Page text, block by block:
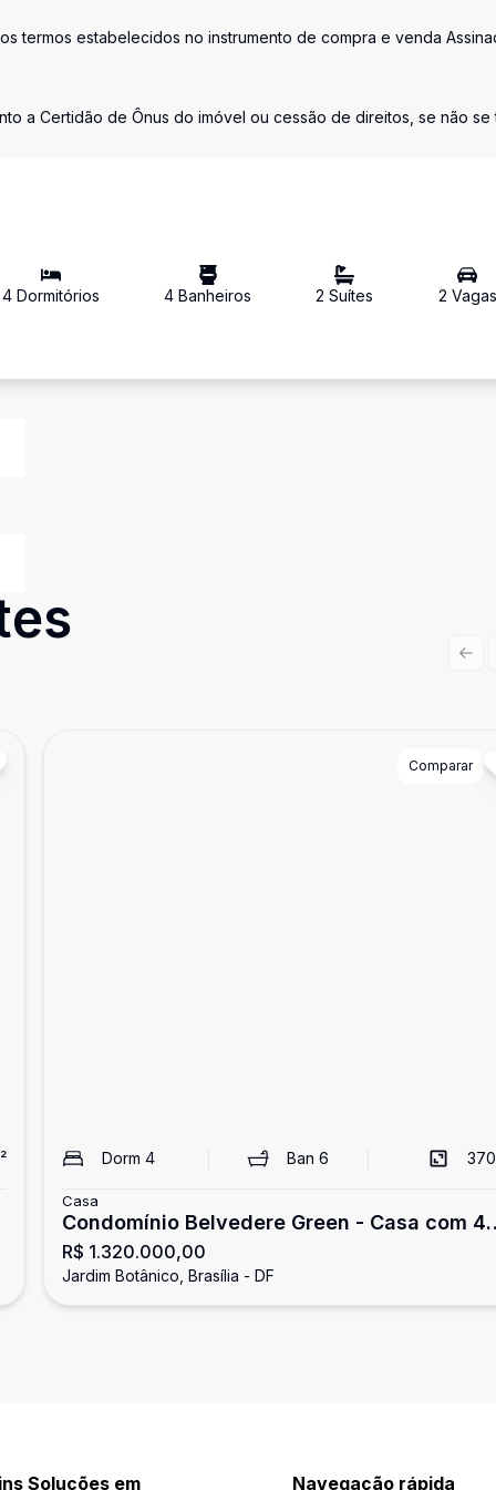
termos estabelecidos no instrumento de compra e venda
a Certidão de Ônus do imóvel ou cessão de direitos, se não se
4 Dormitórios 4 Banheiros 2 Suítes 2 Vagas
Comparar
Dorm 4 Ban6 370
Casa
Condomínio Belvedere Green - Casa com 4
quartos suítes - aceita financiamento e
R$ 1.320.000,00
Jardim Botânico, Brasília - DF
Soluções em Navegação rápida